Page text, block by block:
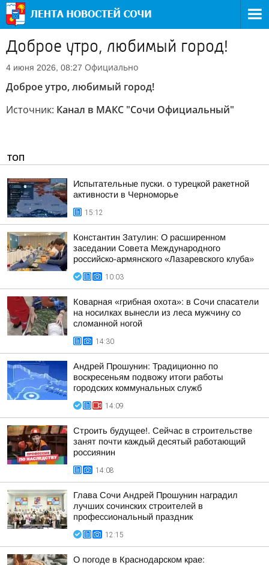
Доброе утро, любимый город!
4 июня 2026, 08:27 Официально
Доброе утро, любимый город!
Источник: Канал в МАКС "Сочи Официальный"
ТОП
Испытательные пуски. о турецкой ракетной
активности в Черноморье
15:12
Константин Затулин: О расширенном
заседании Совета Международного
российско-армянского «Лазаревского клуба»
10:03
Коварная «грибная охота»: в Сочи спасатели
на носилках вынесли из леса мужчину со
сломанной ногой
14:30
Андрей Прошунин: Традиционно по
воскресеньям подвожу итоги работы
городских коммунальных служб
14:09
Строить будущее!. Сейчас в строительстве
занят почти каждый десятый работающий
россиянин
14:08
Глава Сочи Андрей Прошунин наградил
лучших сочинских строителей в
профессиональный праздник
12:15
О погоде в Краснодарском крае: